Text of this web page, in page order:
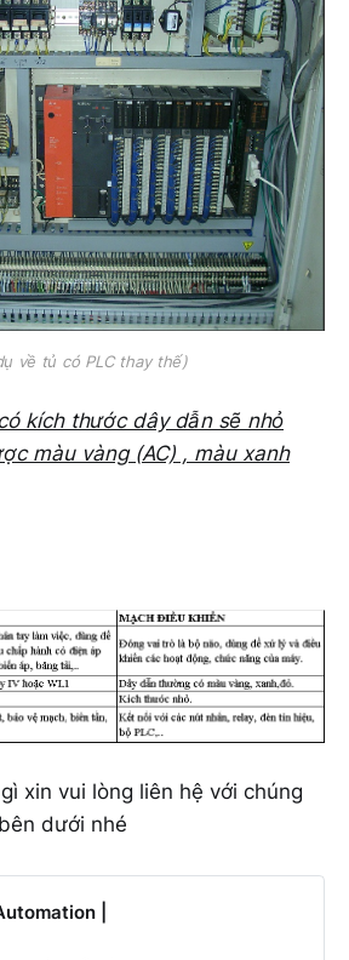
về tủ có PLC thay thế)
kích thước dây dẫn sẽ nhỏ
màu vàng (AC) , màu xanh
xin vui lòng liên hệ với chúng
dưới nhé
|